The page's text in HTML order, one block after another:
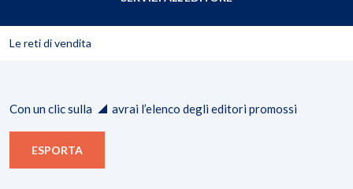
Le reti di vendita
Con un clic sulla avrai l’elenco degli editori promossi
ESPORTA